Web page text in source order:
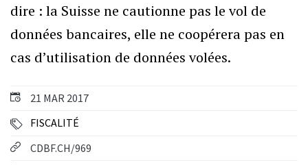
21 MAR 2017
FISCALITÉ
CDBF.CH/969
dire : la Suisse ne cautionne pas le vol de
données bancaires, elle ne coopérera pas en
cas d’utilisation de données volées.